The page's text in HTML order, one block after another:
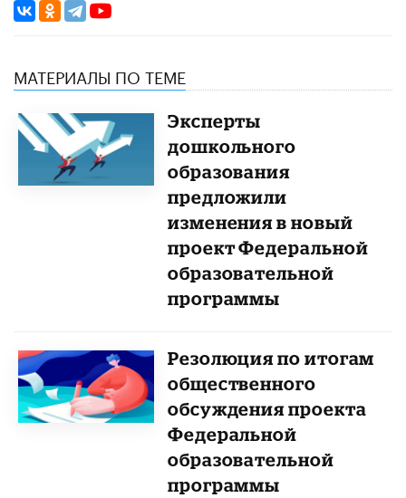
МАТЕРИАЛЫ ПО ТЕМЕ
Эксперты
дошкольного
образования
предложили
изменения в новый
проект Федеральной
образовательной
программы
Резолюция по итогам
общественного
обсуждения проекта
Федеральной
образовательной
программы